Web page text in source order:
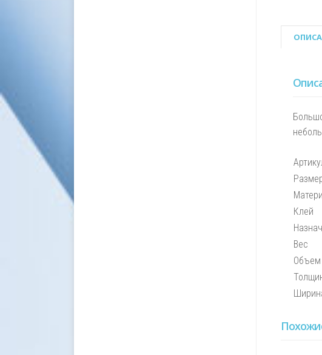
Клей
Вес
Объем